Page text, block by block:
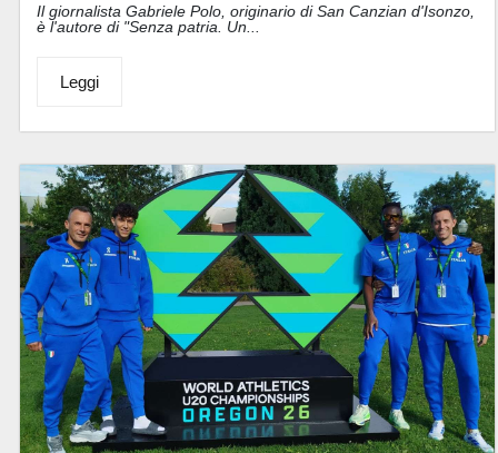
Il giornalista Gabriele Polo, originario di San Canzian d'Isonzo,
è l'autore di "Senza patria. Un...
Leggi